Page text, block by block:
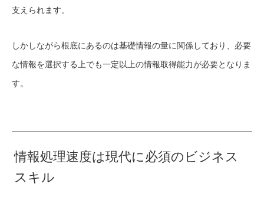
支えられます。
しかしながら根底にあるのは基礎情報の量に関係しており、必要
な情報を選択する上でも一定以上の情報取得能力が必要となりま
す。
情報処理速度は現代に必須のビジネス
スキル